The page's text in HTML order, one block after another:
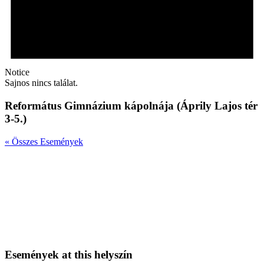
Notice
Sajnos nincs találat.
Református Gimnázium kápolnája (Áprily Lajos tér
3-5.)
« Összes Események
Események at this helyszín